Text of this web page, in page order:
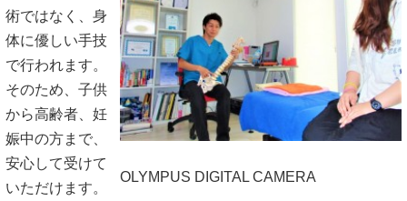
OLYMPUS DIGITAL CAMERA
術ではなく、身
体に優しい手技
で行われます。
そのため、子供
から高齢者、妊
娠中の方まで、
安心して受けて
いただけます。